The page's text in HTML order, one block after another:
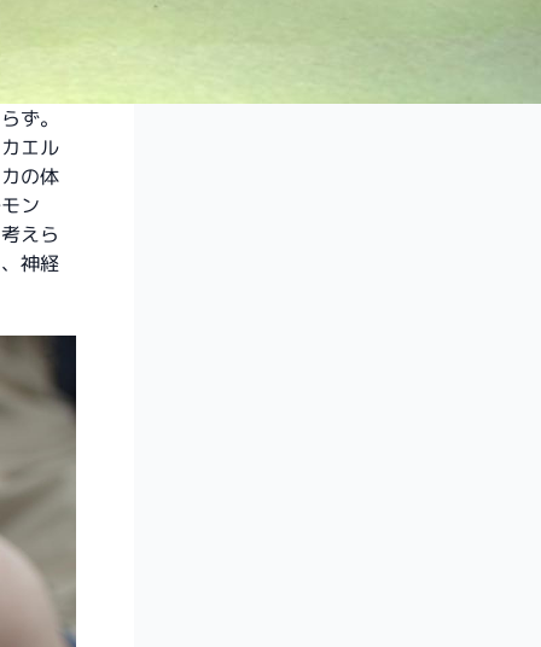
ず。
エル
の体
ン
えら
神経